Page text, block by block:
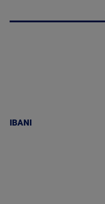
IBANI